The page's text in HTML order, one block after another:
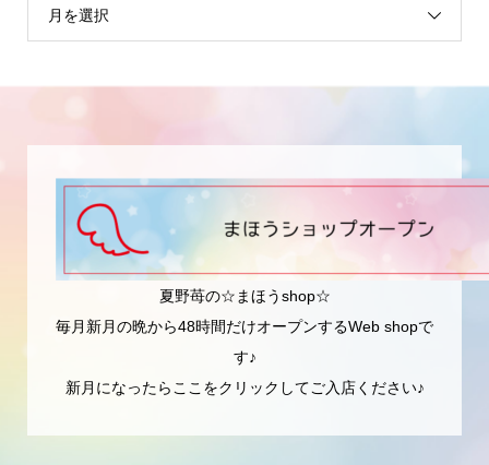
月を選択
夏野苺の☆まほうshop☆
毎月新月の晩から48時間だけオープンするWeb shopで
す♪
新月になったらここをクリックしてご入店ください♪